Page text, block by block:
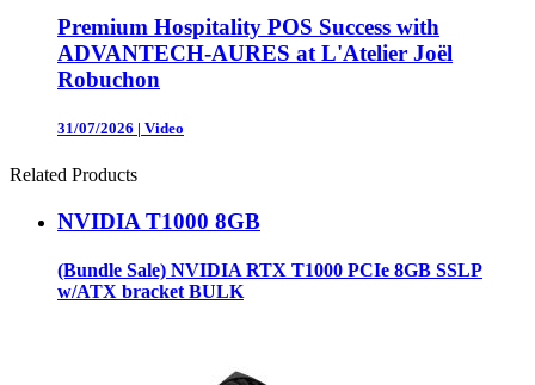
Premium Hospitality POS Success with
ADVANTECH-AURES at L'Atelier Joël
Robuchon
31/07/2026 | Video
Related Products
NVIDIA T1000 8GB
(Bundle Sale) NVIDIA RTX T1000 PCIe 8GB SSLP
w/ATX bracket BULK